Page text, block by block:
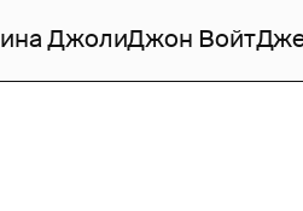
ДжолиДжон Войт